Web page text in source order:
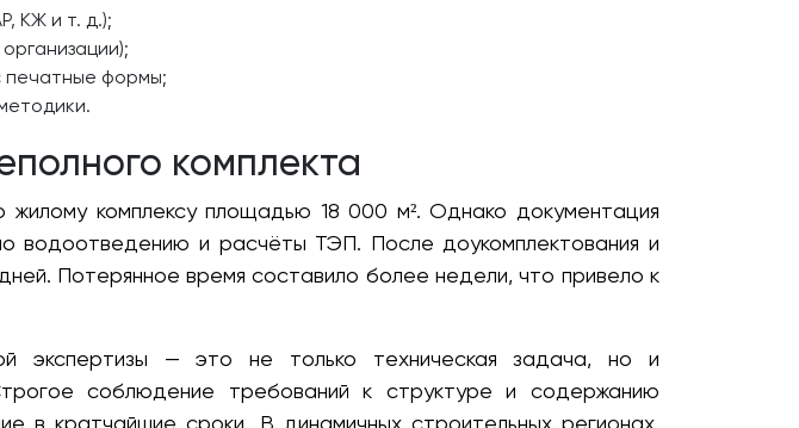
КЖ и т. д.);
печатные формы;
комплекта
комплексу площадью 18 000 м². Однако документация
водоотведению и расчёты ТЭП. После доукомплектования и
Потерянное время составило более недели, что привело к
экспертизы — это не только техническая задача, но и
соблюдение требований к структуре и содержанию
в кратчайшие сроки. В динамичных строительных регионах,